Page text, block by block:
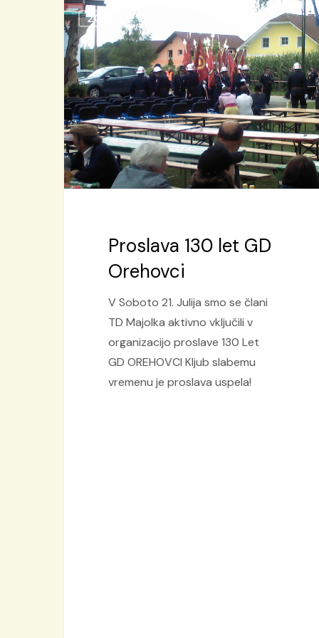
Proslava
130
let
GD
Orehovci
2012
Proslava 130 let GD
Orehovci
V Soboto 21. Julija smo se člani
TD Majolka aktivno vključili v
organizacijo proslave 130 Let
GD OREHOVCI Kljub slabemu
vremenu je proslava uspela!